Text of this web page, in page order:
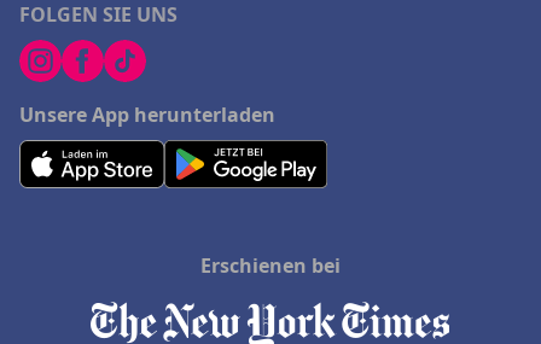
FOLGEN SIE UNS
Unsere App herunterladen
Erschienen bei